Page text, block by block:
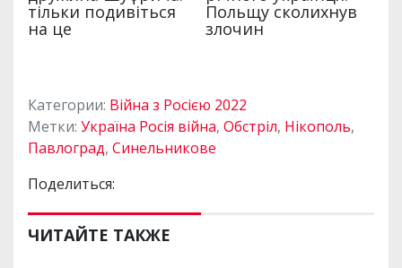
Категории: Війна з Росією 2022
Метки: Україна Росія війна, Обстріл, Нікополь,
Павлоград, Синельникове
Поделиться:
ЧИТАЙТЕ ТАКЖЕ